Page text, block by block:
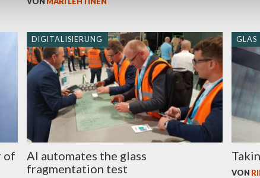
of
DIGITALISIERUNG
AI automates the glass
fragmentation test
GLAS
VON